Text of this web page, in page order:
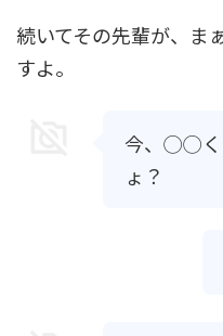
続いてその先輩が、ま
すよ。
今、◯◯く
ょ？